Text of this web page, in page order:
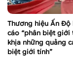
Thương hiệu Ấn Độ
cáo “phân biệt giới
khịa những quảng
biệt giới tính”